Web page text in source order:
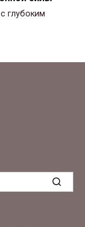
глубоким